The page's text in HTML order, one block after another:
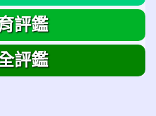
評鑑
評鑑